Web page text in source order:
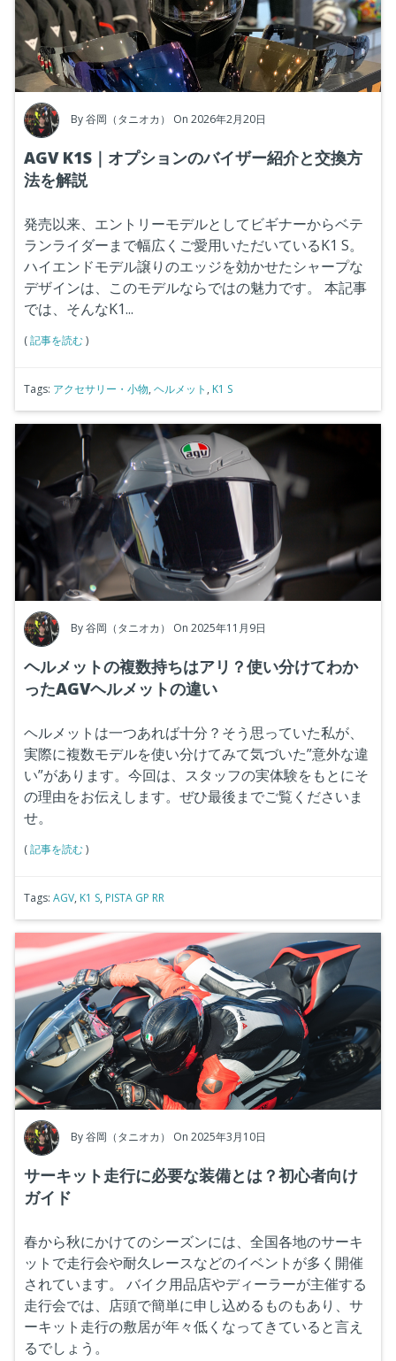
By谷岡（タニオカ） On 2026年2月20日
AGV K1S｜オプションのバイザー紹介と交換方
法を解説
発売以来、エントリーモデルとしてビギナーからベテ
ランライダーまで幅広くご愛用いただいているK1 S。
ハイエンドモデル譲りのエッジを効かせたシャープな
デザインは、このモデルならではの魅力です。
本記事
では、そんなK1...
(記事を読む)
Tags: アクセサリー・小物, ヘルメット , K1 S
By谷岡（タニオカ） On 2025年11月9日
ヘルメットの複数持ちはアリ？使い分けてわか
ったAGVヘルメットの違い
ヘルメットは一つあれば十分？そう思っていた私が、
実際に複数モデルを使い分けてみて気づいた”意外な違
い”があります。今回は、スタッフの実体験をもとにそ
の理由をお伝えします。ぜひ最後までご覧くださいま
せ。
(記事を読む)
Tags: AGV, K1 S, PISTA GP RR
By谷岡（タニオカ） On 2025年3月10日
サーキット走行に必要な装備とは？初心者向け
ガイド
春から秋にかけてのシーズンには、全国各地のサーキ
ットで走行会や耐久レースなどのイベントが多く開催
されています。
バイク用品店やディーラーが主催する
走行会では、店頭で簡単に申し込めるものもあり、サ
ーキット走行の敷居が年々低くなってきていると言え
るでしょう。